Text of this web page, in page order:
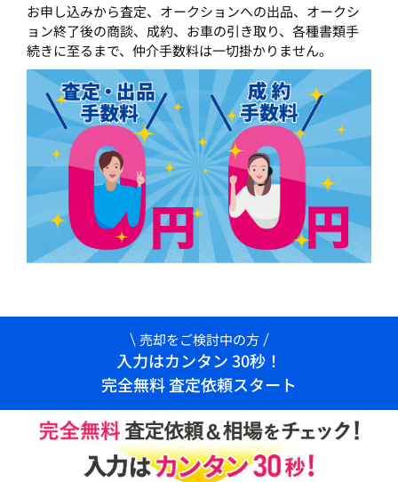
お申し込みから査定、オークションへの出品、オークシ
ョン終了後の商談、成約、お車の引き取り、各種書類手
続きに至るまで、仲介手数料は一切掛かりません。
売却をご検討中の方
入力はカンタン 30秒！
完全無料 査定依頼スタート